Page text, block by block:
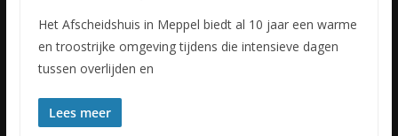
Het Afscheidshuis in Meppel biedt al 10 jaar een warme
en troostrijke omgeving tijdens die intensieve dagen
tussen overlijden en
Lees meer